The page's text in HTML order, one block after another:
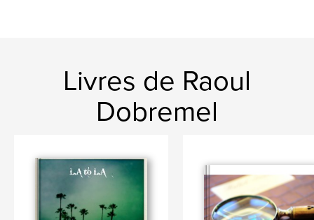
Livres de Raoul
Dobremel